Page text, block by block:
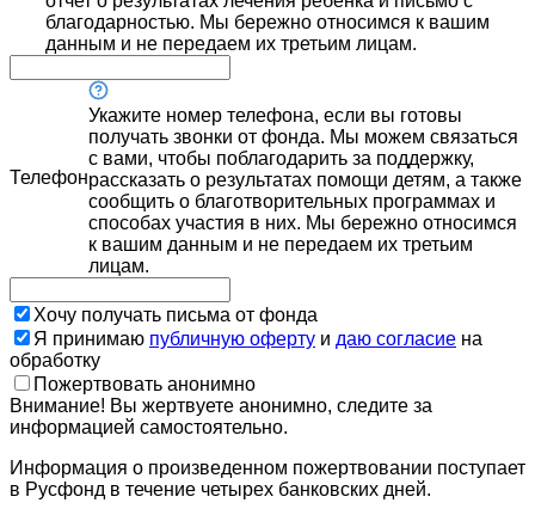
благодарностью. Мы бережно относимся к вашим
данным и не передаем их третьим лицам.
Телефон
Укажите номер телефона, если вы готовы
получать звонки от фонда. Мы можем связаться
с вами, чтобы поблагодарить за поддержку,
рассказать о результатах помощи детям, а также
сообщить о благотворительных программах и
способах участия в них. Мы бережно относимся
к вашим данным и не передаем их третьим
лицам.
Хочу получать письма от фонда
Я принимаю публичную оферту и даю согласие на
обработку
Пожертвовать анонимно
Внимание! Вы жертвуете анонимно, следите за
информацией самостоятельно.
Информация о произведенном пожертвовании поступает
в Русфонд в течение четырех банковских дней.